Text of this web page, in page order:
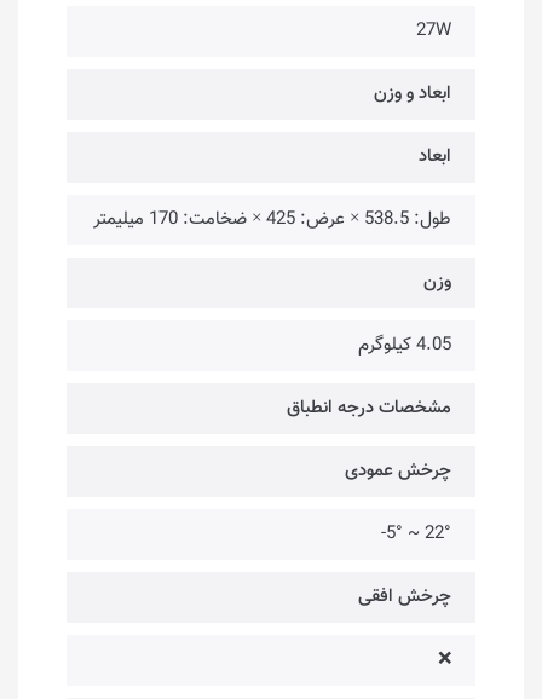
27W
ابعاد و وزن
ابعاد
طول: 538.5 × عرض: 425 × ضخامت: 170 میلیمتر
وزن
4.05 کیلوگرم
مشخصات درجه انطباق
چرخش عمودی
22° ~ 5°-
چرخش افقی
❌